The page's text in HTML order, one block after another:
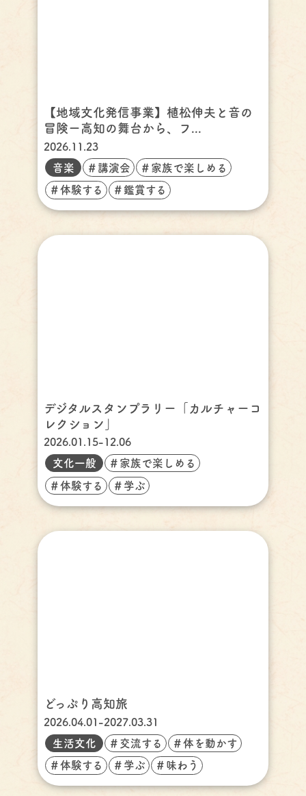
【地域文化発信事業】植松伸夫と音の
冒険ー高知の舞台から、フ...
2026.11.23
音楽
＃講演会 ＃家族で楽しめる
＃体験する ＃鑑賞する
デジタルスタンプラリー「カルチャーコ
レクション」
2026.01.15-12.06
文化一般
＃家族で楽しめる
＃体験する ＃学ぶ
どっぷり高知旅
2026.04.01-2027.03.31
生活文化
＃交流する ＃体を動かす
＃体験する ＃学ぶ ＃味わう